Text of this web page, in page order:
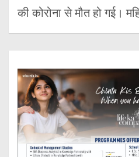
की कोरोना से मौत हो गई।